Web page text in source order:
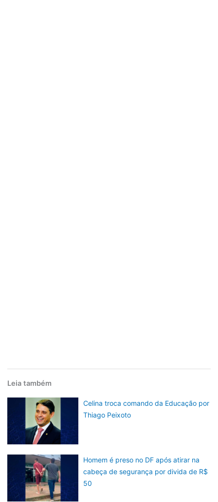
Leia também
Celina troca comando da Educação por
Thiago Peixoto
Homem é preso no DF após atirar na
cabeça de segurança por divida de R$
50